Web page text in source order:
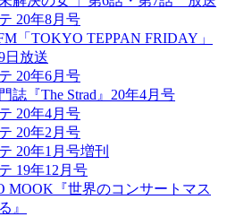
20年8月号
「TOKYO TEPPAN FRIDAY」
日放送
20年6月号
誌『The Strad』20年4月号
20年4月号
20年2月号
20年1月号増刊
19年12月号
MOOK『世界のコンサートマス
』